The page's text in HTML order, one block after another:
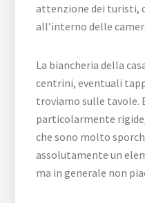
attenzione dei turisti,
all’interno delle
La biancheria della
centrini, eventuali
troviamo sulle tavole.
particolarmente
che sono molto
assolutamente un
ma in generale non